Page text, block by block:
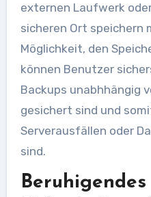
externen Laufwerk
sicheren Ort speichern
Möglichkeit, den
können Benutzer
Backups unabhhängig
gesichert sind und
Serverausfällen oder
sind.